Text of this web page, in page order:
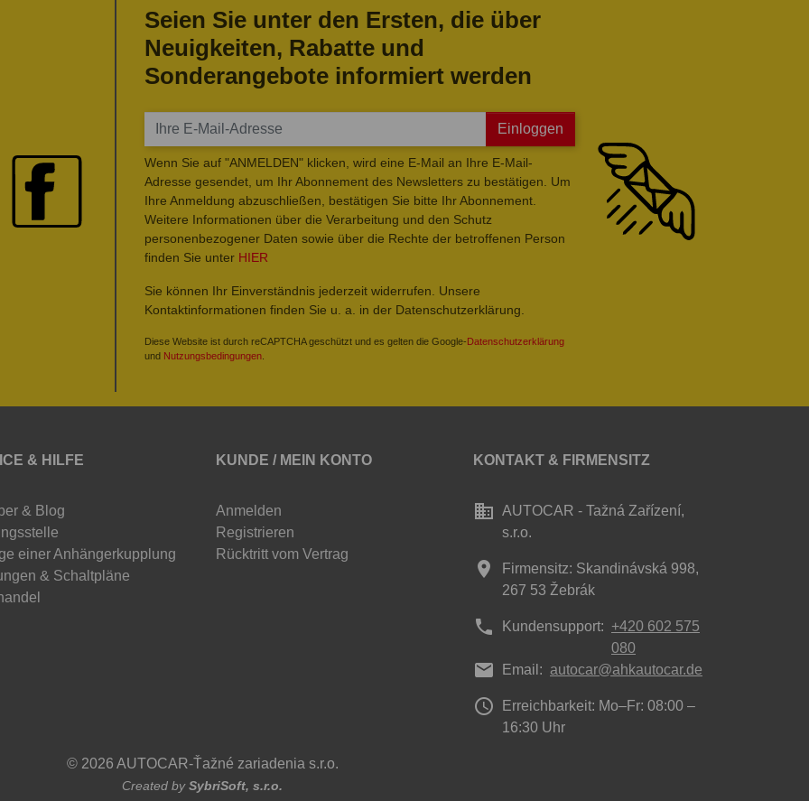
Seien Sie unter den Ersten, die über
Neuigkeiten, Rabatte und
Sonderangebote informiert werden
Einloggen
Wenn Sie auf "ANMELDEN" klicken, wird eine E-Mail an Ihre E-Mail-
Adresse gesendet, um Ihr Abonnement des Newsletters zu bestätigen. Um
Ihre Anmeldung abzuschließen, bestätigen Sie bitte Ihr Abonnement.
Weitere Informationen über die Verarbeitung und den Schutz
personenbezogener Daten sowie über die Rechte der betroffenen Person
finden Sie unter HIER
Sie können Ihr Einverständnis jederzeit widerrufen. Unsere
Kontaktinformationen finden Sie u. a. in der Datenschutzerklärung.
Diese Website ist durch reCAPTCHA geschützt und es gelten die Google-Datenschutzerklärung
und Nutzungsbedingungen
& HILFE
& Blog
einer Anhängerkupplung
& Schaltpläne
KUNDE / MEIN KONTO
Anmelden
Registrieren
Rücktritt vom Vertrag
KONTAKT & FIRMENSITZ
business AUTOCAR - Tažná Zařízení,
s.r.o.
place
Firmensitz: Skandinávská 998,
267 53 Žebrák
phone Kundensupport: +420 602 575
080
mail Email: autocar@ahkautocar.de
access_time
Erreichbarkeit: Mo–Fr: 08:00 –
16:30 Uhr
© 2026 AUTOCAR-Ťažné zariadenia s.r.o.
Created bySybriSoft, s.r.o.